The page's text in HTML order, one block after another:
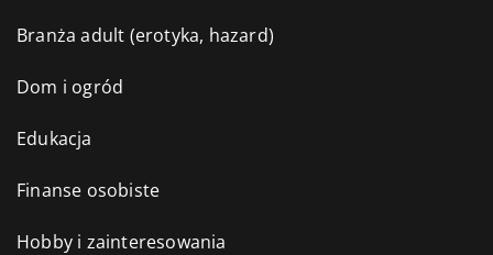
Branża adult (erotyka, hazard)
Dom i ogród
Edukacja
Finanse osobiste
Hobby i zainteresowania